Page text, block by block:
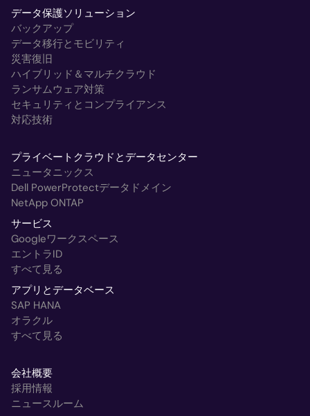
データ保護ソリューション
バックアップ
データ移行とモビリティ
災害復旧
ハイブリッド＆マルチクラウド
ランサムウェア対策
セキュリティとコンプライアンス
対応技術
プライベートクラウドとデータセンター
ニュータニックス
Dell PowerProtectデータドメイン
NetApp ONTAP
サービス
Googleワークスペース
エントラID
すべて見る
アプリとデータベース
SAP HANA
オラクル
すべて見る
会社概要
採用情報
ニュースルーム